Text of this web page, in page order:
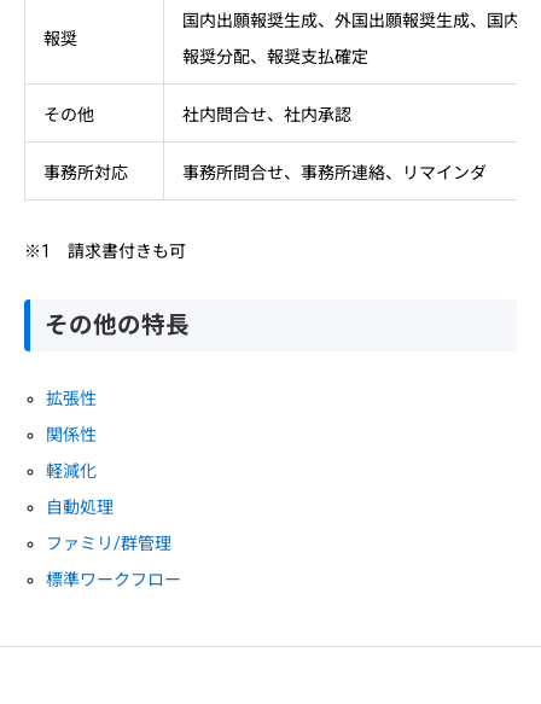
報奨
国内出願報奨生成、外国出願報奨生成、国内
報奨分配、報奨支払確定
その他 社内問合せ、社内承認
事務所対応 事務所問合せ、事務所連絡、リマインダ
※1 請求書付きも可
その他の特長
拡張性
関係性
軽減化
自動処理
ファミリ/群管理
標準ワークフロー